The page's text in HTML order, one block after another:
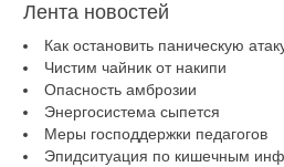
Лента новостей
Как остановить паническую
Чистим чайник от накипи
Опасность амброзии
Энергосистема сыпется
Меры господдержки педагогов
Эпидситуация по кишечным